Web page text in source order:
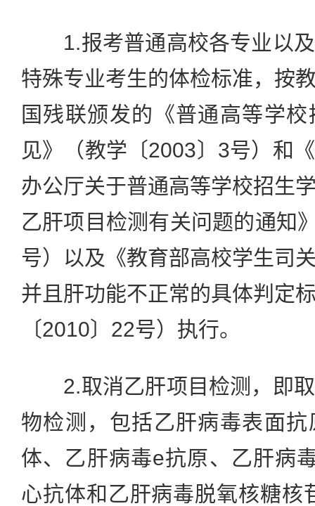
1.报考普通高校各专业以及
特殊专业考生的体检标准，按
国残联颁发的《普通高等学
见》（教学〔2003〕3号）和
办公厅关于普通高等学校招生
乙肝项目检测有关问题的通知
号）以及《教育部高校学生司
并且肝功能不正常的具体判定
〔2010〕22号）执行。
2.取消乙肝项目检测，即取
物检测，包括乙肝病毒表面
体、乙肝病毒e抗原、乙肝病
心抗体和乙肝病毒脱氧核糖核